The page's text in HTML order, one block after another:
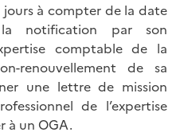
à compter de la date
notification par son
comptable de la
renouvellement de sa
une lettre de mission
de l’expertise
à un OGA.